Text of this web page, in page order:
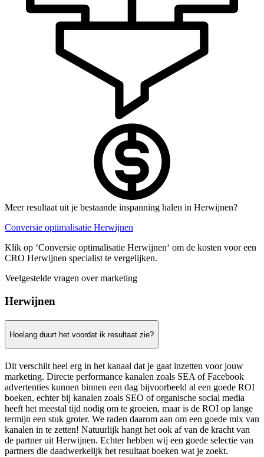
Meer resultaat uit je bestaande inspanning halen in Herwijnen?
Conversie optimalisatie Herwijnen
Klik op ‘Conversie optimalisatie Herwijnen‘ om de kosten voor een
CRO Herwijnen specialist te vergelijken.
Veelgestelde vragen over marketing
Herwijnen
Hoelang duurt het voordat ik resultaat zie?
Dit verschilt heel erg in het kanaal dat je gaat inzetten voor jouw
marketing. Directe performance kanalen zoals SEA of Facebook
advertenties kunnen binnen een dag bijvoorbeeld al een goede ROI
boeken, echter bij kanalen zoals SEO of organische social media
heeft het meestal tijd nodig om te groeien, maar is de ROI op lange
termijn een stuk groter. We raden daarom aan om een goede mix van
kanalen in te zetten! Natuurlijk hangt het ook af van de kracht van
de partner uit Herwijnen. Echter hebben wij een goede selectie van
partners die daadwerkelijk het resultaat boeken wat je zoekt.